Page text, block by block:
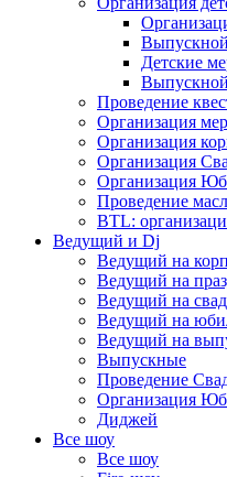
Выпускной
Детские
Выпускной
Проведение
Организация
Организация
Организация
Организация
Проведение
BTL:
Ведущий и Dj
Ведущий на
Ведущий на
Ведущий на
Ведущий на
Ведущий на
Выпускные
Проведение
Организация
Диджей
Все шоу
Все шоу